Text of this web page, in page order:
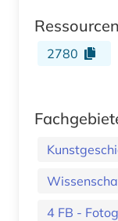
2780
4 FB -